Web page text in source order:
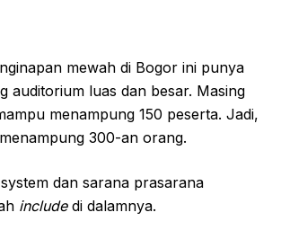
mewah di Bogor ini punya
auditorium luas dan besar. Masing
menampung 150 peserta. Jadi,
300-an orang.
dan sarana prasarana
includedi dalamnya.